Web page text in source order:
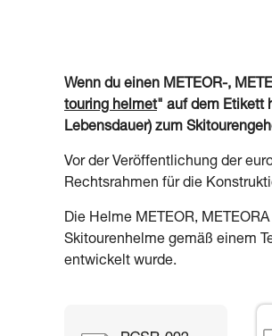
Wenn du einen METEOR-,
touring helmet" auf dem Etikett
Lebensdauer) zum
Vor der Veröffentlichung der
Rechtsrahmen für die
Die Helme METEOR,
Skitourenhelme gemäß einem
entwickelt wurde.